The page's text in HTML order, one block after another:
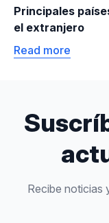
Principales
el extranjero
Read more
Recibe noticias